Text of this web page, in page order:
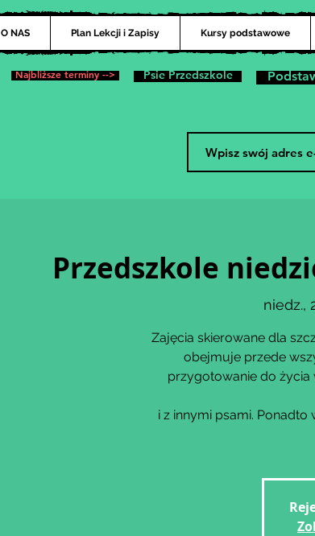
O NAS Plan Lekcji i Zapisy Kursy podstawowe
Najbliższe terminy --> Psie Przedszkole
Przedszkole
niedz.,
Zajęcia skierowane dla
obejmuje przede
przygotowanie do życia
i z innymi psami.